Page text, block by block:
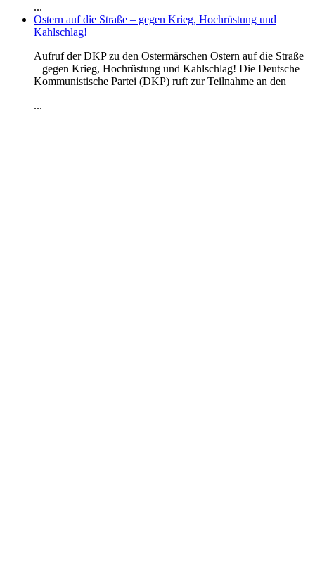
...
Ostern auf die Straße – gegen Krieg, Hochrüstung und
Kahlschlag!
Aufruf der DKP zu den Ostermärschen Ostern auf die Straße
– gegen Krieg, Hochrüstung und Kahlschlag! Die Deutsche
Kommunistische Partei (DKP) ruft zur Teilnahme an den
...